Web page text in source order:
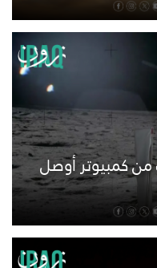
كمبيوتر أوصل